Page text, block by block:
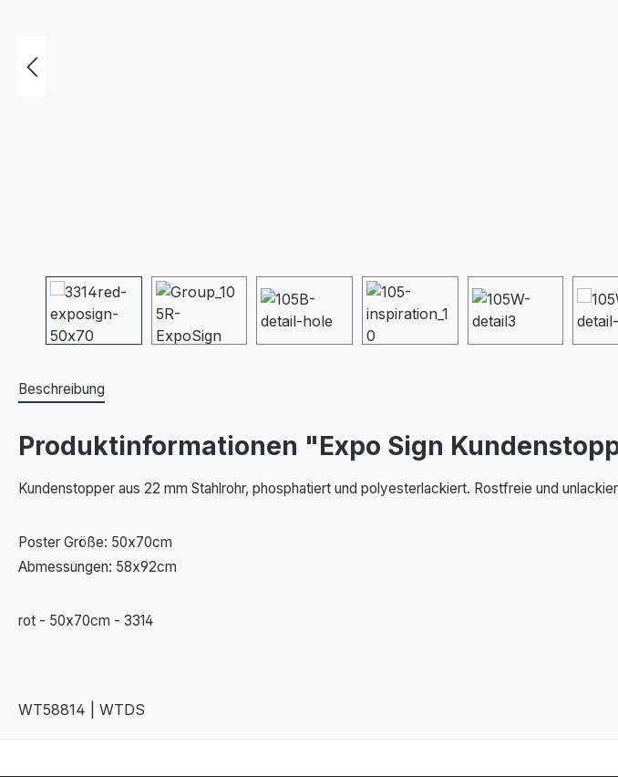
Beschreibung
Produktinformationen "Expo Sign
Kundenstopper aus 22 mm Stahlrohr, phosphatiert und polyesterlackiert. Rostfreie und
Poster Größe: 50x70cm
Abmessungen: 58x92cm
rot - 50x70cm - 3314
WT58814 | WTDS